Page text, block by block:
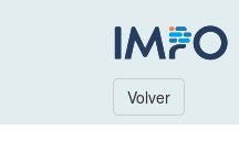
Volver